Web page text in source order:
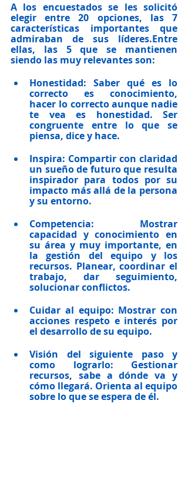
A los encuestados se les solicitó
elegir entre 20 opciones, las 7
características importantes que
admiraban de sus líderes.Entre
ellas, las 5 que se mantienen
siendo las muy relevantes son:
Honestidad: Saber qué es lo
correcto es conocimiento,
hacer lo correcto aunque nadie
te vea es honestidad. Ser
congruente entre lo que se
piensa, dice y hace.
Inspira: Compartir con claridad
un sueño de futuro que resulta
inspirador para todos por su
impacto más allá de la persona
y su entorno.
Competencia: Mostrar
capacidad y conocimiento en
su área y muy importante, en
la gestión del equipo y los
recursos. Planear, coordinar el
trabajo, dar seguimiento,
solucionar conflictos.
Cuidar al equipo: Mostrar con
acciones respeto e interés por
el desarrollo de su equipo.
Visión del siguiente paso y
como lograrlo: Gestionar
recursos, sabe a dónde va y
cómo llegará. Orienta al equipo
sobre lo que se espera de él.